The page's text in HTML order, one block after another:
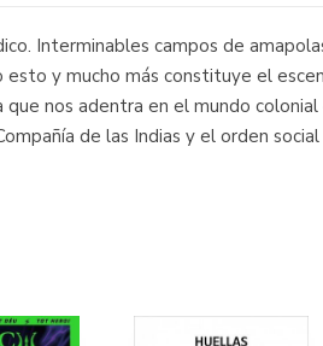
Interminables campos de
y mucho más constituye el
nos adentra en el mundo
de las Indias y el orden